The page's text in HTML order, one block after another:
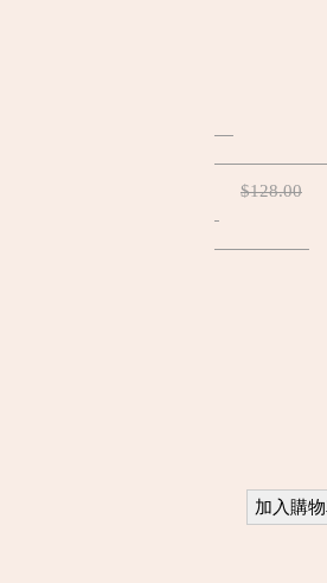
$128.00